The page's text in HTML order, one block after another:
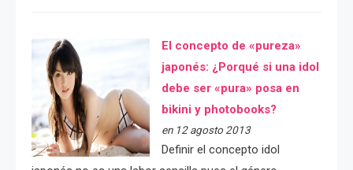
El concepto de «pureza»
japonés: ¿Porqué si una idol
debe ser «pura» posa en
bikini y photobooks?
en 12 agosto 2013
Definir el concepto idol